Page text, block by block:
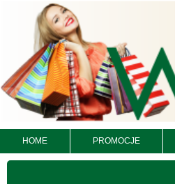
HOME PROMOCJE
Bluzy damskie Roz L-
10 szt